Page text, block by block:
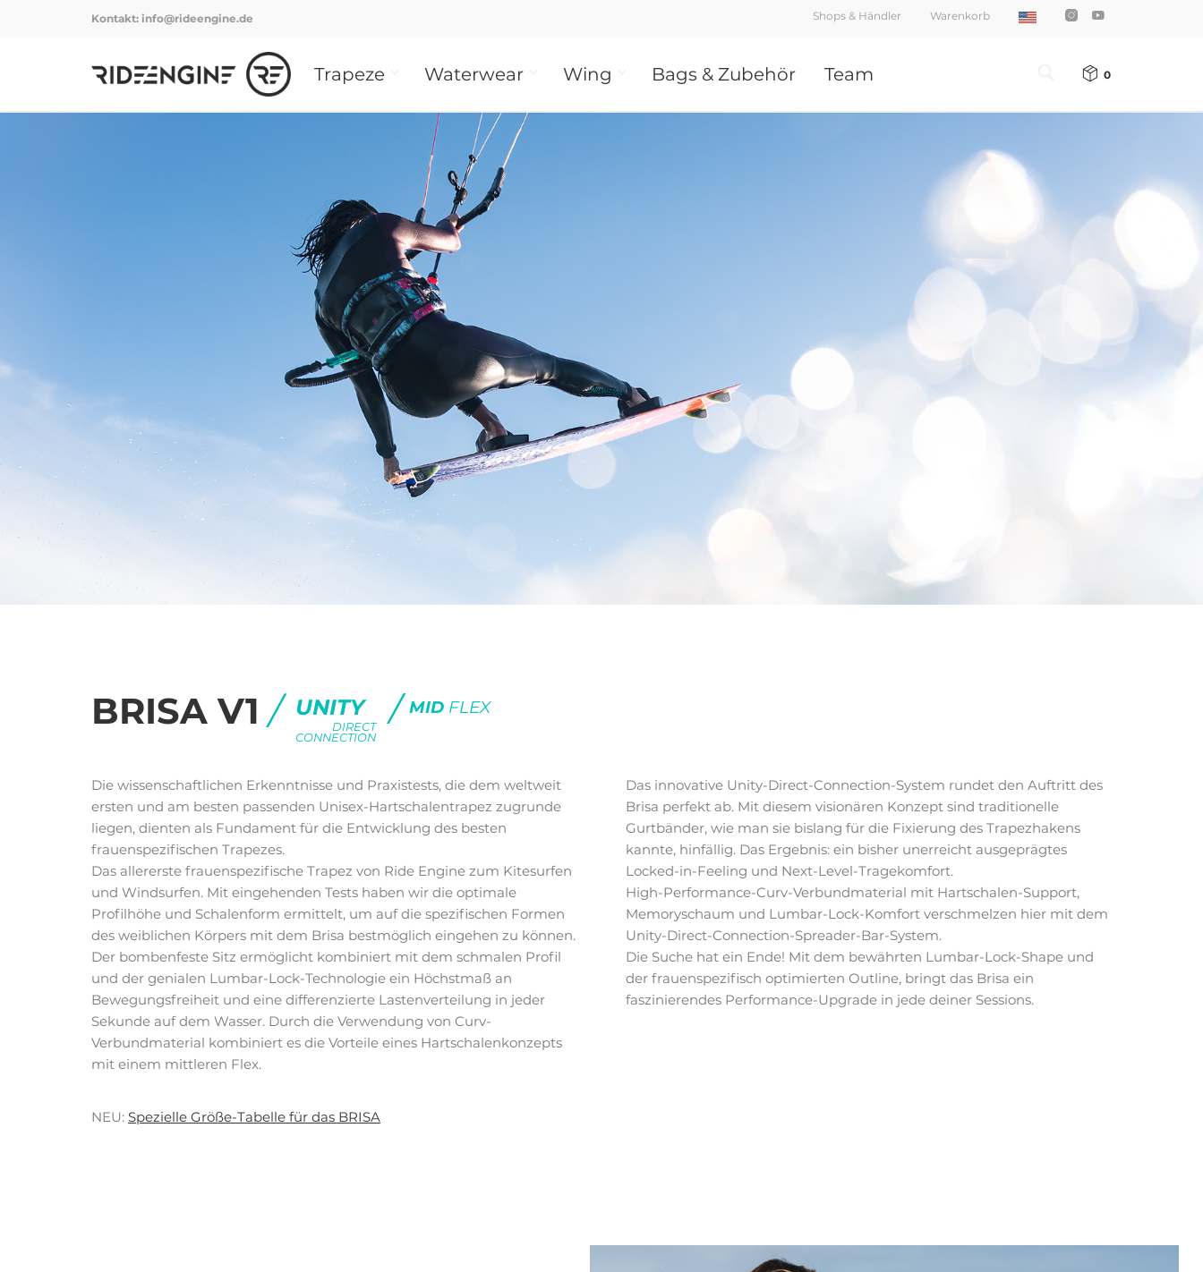
Kontakt: info@rideengine.de Shops & Händler Warenkorb
Trapeze Waterwear Wing Bags & Zubehör Team 0
BRISA V1/ UNITY
DIRECT
CONNECTION
/ MID FLEX
Die wissenschaftlichen Erkenntnisse und Praxistests, die dem weltweit
ersten und am besten passenden Unisex-Hartschalentrapez zugrunde
liegen, dienten als Fundament für die Entwicklung des besten
frauenspezifischen Trapezes.
Das allererste frauenspezifische Trapez von Ride Engine zum Kitesurfen
und Windsurfen. Mit eingehenden Tests haben wir die optimale
Profilhöhe und Schalenform ermittelt, um auf die spezifischen Formen
des weiblichen Körpers mit dem Brisa bestmöglich eingehen zu können.
Der bombenfeste Sitz ermöglicht kombiniert mit dem schmalen Profil
und der genialen Lumbar-Lock-Technologie ein Höchstmaß an
Bewegungsfreiheit und eine differenzierte Lastenverteilung in jeder
Sekunde auf dem Wasser. Durch die Verwendung von Curv-
Verbundmaterial kombiniert es die Vorteile eines Hartschalenkonzepts
mit einem mittleren Flex.
Das innovative Unity-Direct-Connection-System rundet den Auftritt des
Brisa perfekt ab. Mit diesem visionären Konzept sind traditionelle
Gurtbänder, wie man sie bislang für die Fixierung des Trapezhakens
kannte, hinfällig. Das Ergebnis: ein bisher unerreicht ausgeprägtes
Locked-in-Feeling und Next-Level-Tragekomfort.
High-Performance-Curv-Verbundmaterial mit Hartschalen-Support,
Memoryschaum und Lumbar-Lock-Komfort verschmelzen hier mit dem
Unity-Direct-Connection-Spreader-Bar-System.
Die Suche hat ein Ende! Mit dem bewährten Lumbar-Lock-Shape und
der frauenspezifisch optimierten Outline, bringt das Brisa ein
faszinierendes Performance-Upgrade in jede deiner Sessions.
NEU: Spezielle Größe-Tabelle für das BRISA